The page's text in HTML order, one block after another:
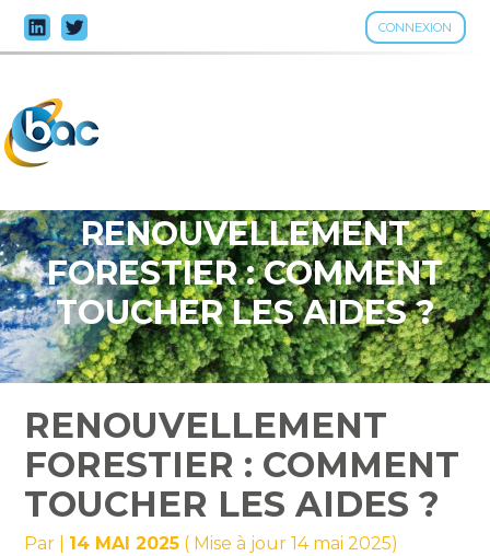
CONNEXION
Aller
au
RENOUVELLEMENT
FORESTIER : COMMENT
TOUCHER LES AIDES ?
RENOUVELLEMENT
FORESTIER : COMMENT
TOUCHER LES AIDES ?
Par 14 MAI 2025 ( Mise à jour 14 mai 2025)